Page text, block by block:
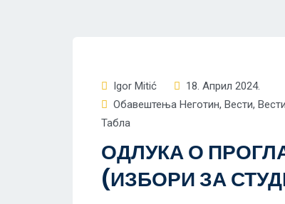
Igor Mitić
18. Април 2024.
Oбавештења Неготин, Вести,
Табла
ОДЛУКА О
(ИЗБОРИ ЗА